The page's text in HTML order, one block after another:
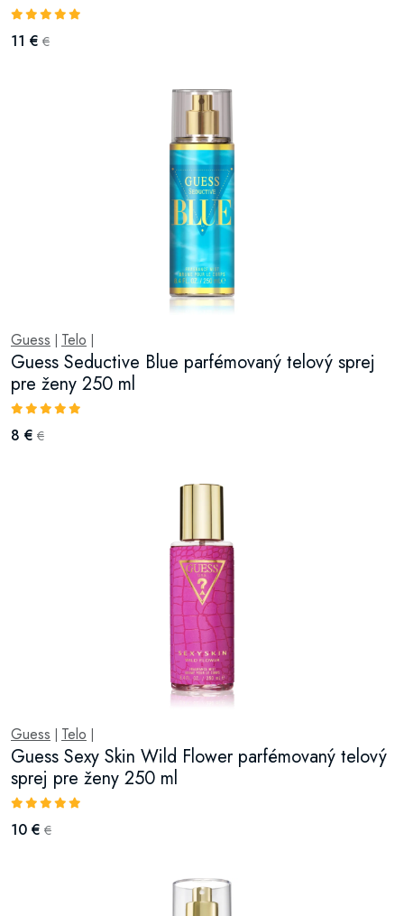
11 € €
Guess Telo
Guess Seductive Blue parfémovaný telový sprej
pre ženy 250 ml
8 € €
Guess Telo
Guess Sexy Skin Wild Flower parfémovaný telový
sprej pre ženy 250 ml
10 € €